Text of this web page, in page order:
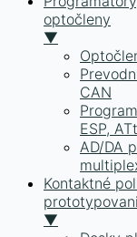
optočleny
▼
CAN
ESP,
AD/DA
Kontaktné
▼